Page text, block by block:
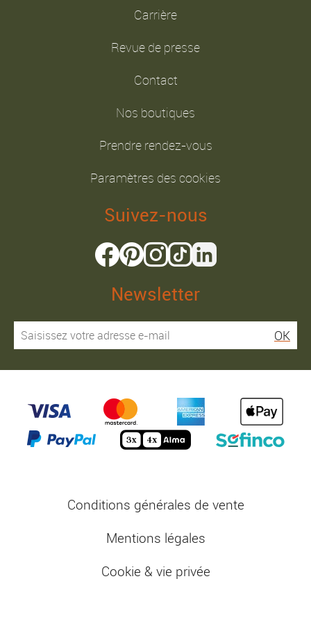
Carrière
Revue de presse
Contact
Nos boutiques
Prendre rendez-vous
Paramètres des cookies
Suivez-nous
Newsletter
OK
Conditions générales de vente
Mentions légales
Cookie & vie privée